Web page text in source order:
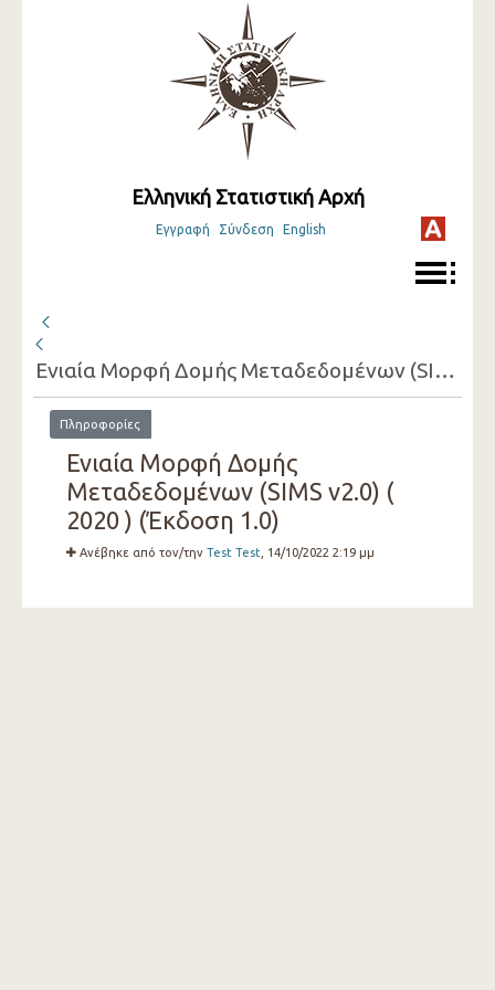
Ελληνική Στατιστική Αρχή
Εγγραφή Σύνδεση English
Ενιαία Μορφή Δομής Μεταδεδομένων (SIMS v2.0) ( 2020 )
Πληροφορίες
Ενιαία Μορφή Δομής
Μεταδεδομένων (SIMS v2.0) (
2020 ) (Έκδοση 1.0)
Ανέβηκε από τον/την Test Test , 14/10/2022 2:19 μμ